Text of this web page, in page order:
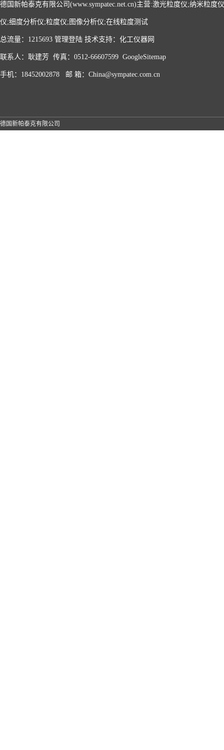
德国新帕泰克有限公司(www.sympatec.net.cn)主营:激光粒度仪;纳米粒度
仪;细度分析仪;粒度仪;图像分析仪;在线粒度测试
总流量：1215693 管理登陆 技术支持： 化工仪器网
联系人：耿建芳 传真：0512-66607599 GoogleSitemap
手机：18452002878 邮 箱：China@sympatec.com.cn
德国新帕泰克有限公司